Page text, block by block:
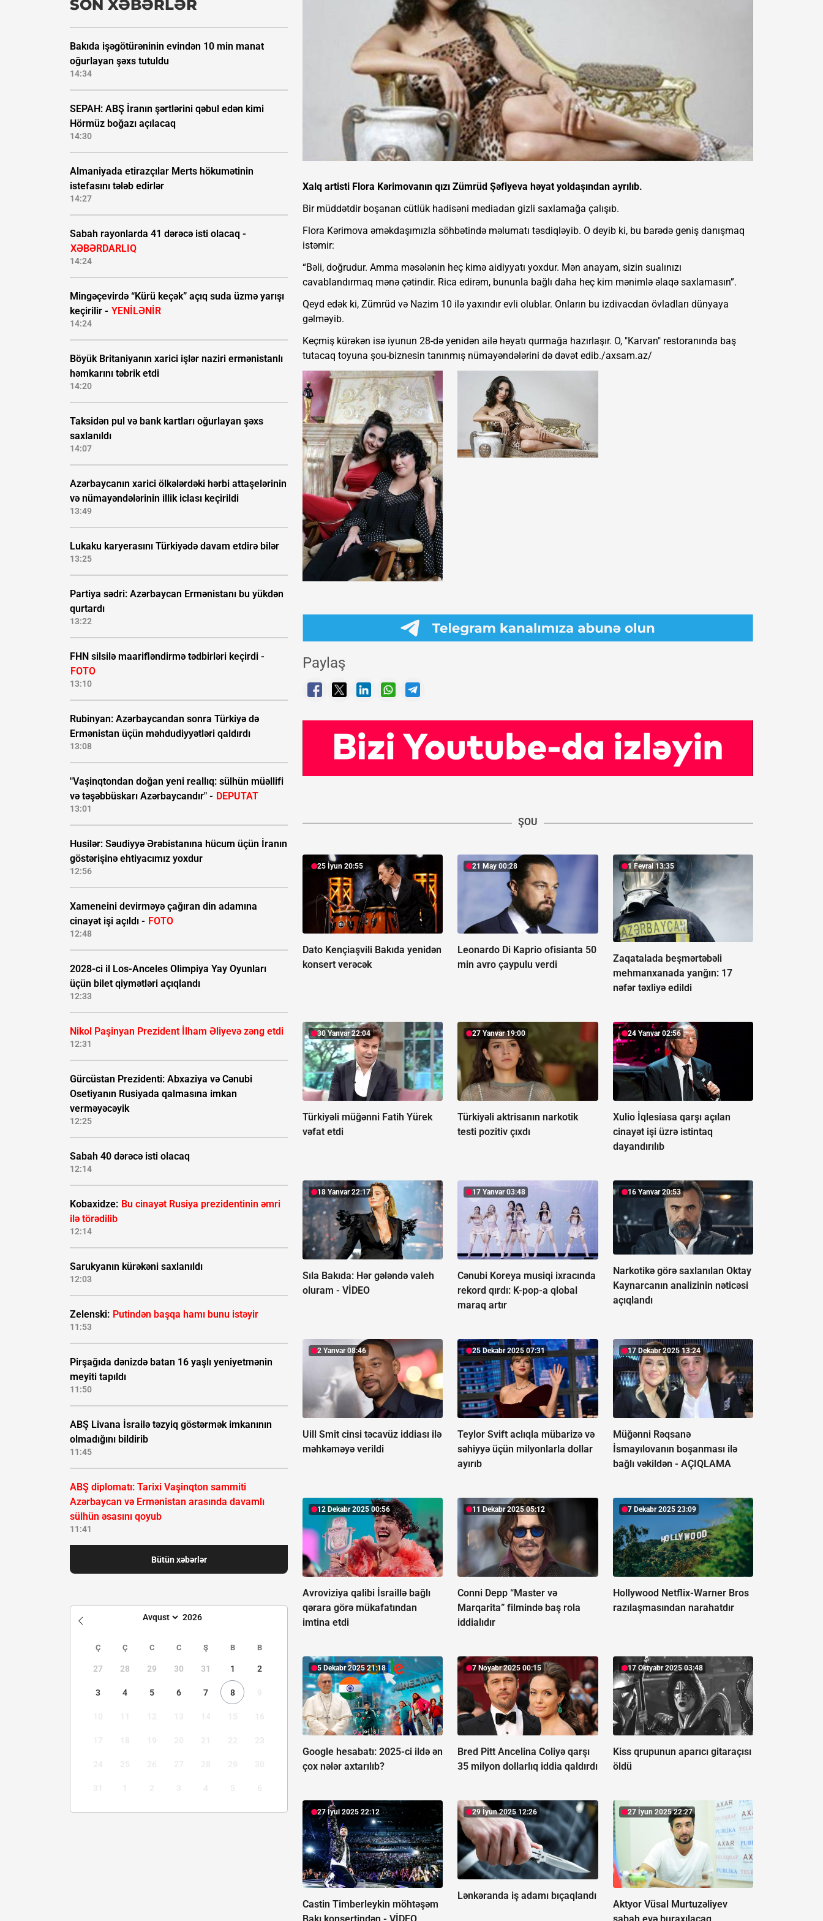
SON XƏBƏRLƏR
Bakıda işəgötürəninin evindən 10 min manat
oğurlayan şəxs tutuldu
14:34
SEPAH: ABŞ İranın şərtlərini qəbul edən kimi
Hörmüz boğazı açılacaq
14:30
Almaniyada etirazçılar Merts hökumətinin
istefasını tələb edirlər
14:27
Sabah rayonlarda 41 dərəcə isti olacaq -
XƏBƏRDARLIQ
14:24
Mingəçevirdə “Kürü keçək” açıq suda üzmə yarışı
keçirilir - YENİLƏNİR
14:24
Böyük Britaniyanın xarici işlər naziri ermənistanlı
həmkarını təbrik etdi
14:20
Taksidən pul və bank kartları oğurlayan şəxs
saxlanıldı
14:07
Azərbaycanın xarici ölkələrdəki hərbi attaşelərinin
və nümayəndələrinin illik iclası keçirildi
13:49
Lukaku karyerasını Türkiyədə davam etdirə bilər
13:25
Partiya sədri: Azərbaycan Ermənistanı bu yükdən
qurtardı
13:22
FHN silsilə maarifləndirmə tədbirləri keçirdi -
FOTO
13:10
Rubinyan: Azərbaycandan sonra Türkiyə də
Ermənistan üçün məhdudiyyətləri qaldırdı
13:08
"Vaşinqtondan doğan yeni reallıq: sülhün müəllifi
və təşəbbüskarı Azərbaycandır" - DEPUTAT
13:01
Husilər: Səudiyyə Ərəbistanına hücum üçün İranın
göstərişinə ehtiyacımız yoxdur
12:56
Xameneini devirməyə çağıran din adamına
cinayət işi açıldı - FOTO
12:48
2028-ci il Los-Anceles Olimpiya Yay Oyunları
üçün bilet qiymətləri açıqlandı
12:33
Nikol Paşinyan Prezident İlham Əliyevə zəng etdi
12:31
Gürcüstan Prezidenti: Abxaziya və Cənubi
Osetiyanın Rusiyada qalmasına imkan
verməyəcəyik
12:25
Sabah 40 dərəcə isti olacaq
12:14
Kobaxidze: Bu cinayət Rusiya prezidentinin əmri
ilə törədilib
12:14
Sarukyanın kürəkəni saxlanıldı
12:03
Zelenski: Putindən başqa hamı bunu istəyir
11:53
Pirşağıda dənizdə batan 16 yaşlı yeniyetmənin
meyiti tapıldı
11:50
ABŞ Livana İsrailə təzyiq göstərmək imkanının
olmadığını bildirib
11:45
ABŞ diplomatı: Tarixi Vaşinqton sammiti
Azərbaycan və Ermənistan arasında davamlı
sülhün əsasını qoyub
11:41
Bütün xəbərlər
Ç Ç C C Ş B B
27 28 29 30 31 1 2
3 4 5 6 7 8
Xalq artisti Flora Kərimovanın qızı Zümrüd Şəfiyeva həyat yoldaşından ayrılıb.
Bir müddətdir boşanan cütlük hadisəni mediadan gizli saxlamağa çalışıb.
Flora Kərimova əməkdaşımızla söhbətində məlumatı təsdiqləyib. O deyib ki, bu barədə geniş danışmaq
istəmir:
“Bəli, doğrudur. Amma məsələnin heç kimə aidiyyatı yoxdur. Mən anayam, sizin sualınızı
cavablandırmaq mənə çətindir. Rica edirəm, bununla bağlı daha heç kim mənimlə əlaqə saxlamasın”.
Qeyd edək ki, Zümrüd və Nazim 10 ilə yaxındır evli olublar. Onların bu izdivacdan övladları dünyaya
gəlməyib.
Keçmiş kürəkən isə iyunun 28-də yenidən ailə həyatı qurmağa hazırlaşır. O, "Karvan" restoranında baş
tutacaq toyuna şou-biznesin tanınmış nümayəndələrini də dəvət edib./axsam.az/
Paylaş
ŞOU
25 İyun 20:55
Dato Kençiaşvili Bakıda yenidən
konsert verəcək
21 May 00:28
Leonardo Di Kaprio ofisianta 50
min avro çaypulu verdi
1 Fevral 13:35
Zaqatalada beşmərtəbəli
mehmanxanada yanğın: 17
nəfər təxliyə edildi
30 Yanvar 22:04
Türkiyəli müğənni Fatih Yürek
vəfat etdi
27 Yanvar 19:00
Türkiyəli aktrisanın narkotik
testi pozitiv çıxdı
24 Yanvar 02:56
Xulio İqlesiasa qarşı açılan
cinayət işi üzrə istintaq
dayandırılıb
18 Yanvar 22:17
Sıla Bakıda: Hər gələndə valeh
oluram - VİDEO
17 Yanvar 03:48
Cənubi Koreya musiqi ixracında
rekord qırdı: K-pop-a qlobal
maraq artır
16 Yanvar 20:53
Narkotikə görə saxlanılan Oktay
Kaynarcanın analizinin nəticəsi
açıqlandı
2 Yanvar 08:46
Uill Smit cinsi təcavüz iddiası ilə
məhkəməyə verildi
25 Dekabr 2025 07:31
Teylor Svift aclıqla mübarizə və
səhiyyə üçün milyonlarla dollar
ayırıb
17 Dekabr 2025 13:24
Müğənni Rəqsanə
İsmayılovanın boşanması ilə
bağlı vəkildən - AÇIQLAMA
12 Dekabr 2025 00:56
Avroviziya qalibi İsraillə bağlı
qərara görə mükafatından
imtina etdi
11 Dekabr 2025 05:12
Conni Depp “Master və
Marqarita” filmində baş rola
iddialıdır
7 Dekabr 2025 23:09
Hollywood Netflix-Warner Bros
razılaşmasından narahatdır
5 Dekabr 2025 21:18
Google hesabatı: 2025-ci ildə ən
çox nələr axtarılıb?
7 Noyabr 2025 00:15
Bred Pitt Ancelina Coliyə qarşı
35 milyon dollarlıq iddia qaldırdı
17 Oktyabr 2025 03:48
Kiss qrupunun aparıcı gitaraçısı
öldü
27 İyul 2025 22:12
Castin Timberleykin möhtəşəm
Bakı konsertindən - VİDEO
29 İyun 2025 12:26
Lənkəranda iş adamı bıçaqlandı
27 İyun 2025 22:27
Aktyor Vüsal Murtuzəliyev
sabah evə buraxılacaq